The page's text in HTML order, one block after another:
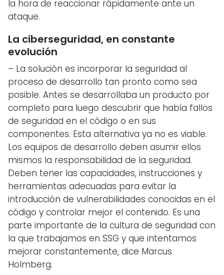
la hora de reaccionar rápidamente ante un
ataque.
La ciberseguridad, en constante
evolución
– La solución es incorporar la seguridad al
proceso de desarrollo tan pronto como sea
posible. Antes se desarrollaba un producto por
completo para luego descubrir que había fallos
de seguridad en el código o en sus
componentes. Esta alternativa ya no es viable.
Los equipos de desarrollo deben asumir ellos
mismos la responsabilidad de la seguridad.
Deben tener las capacidades, instrucciones y
herramientas adecuadas para evitar la
introducción de vulnerabilidades conocidas en el
código y controlar mejor el contenido. Es una
parte importante de la cultura de seguridad con
la que trabajamos en SSG y que intentamos
mejorar constantemente, dice Marcus
Holmberg.